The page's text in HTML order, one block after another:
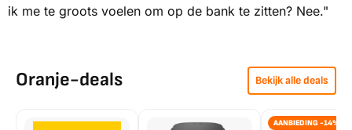
ik me te groots voelen om op de bank te zitten? Nee."
Oranje-deals Bekijk alle deals
AANBIEDING -14%